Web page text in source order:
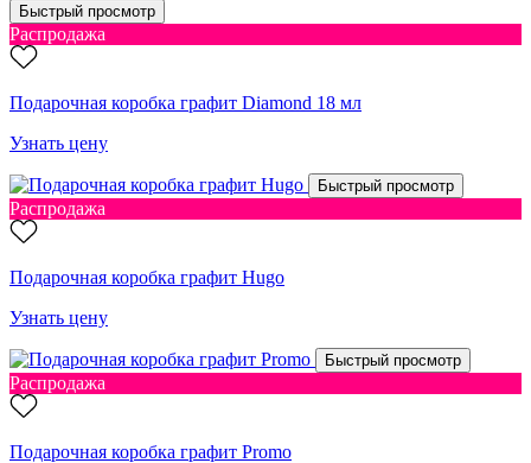
Быстрый просмотр
Распродажа
Подарочная коробка графит Diamond 18 мл
Узнать цену
Быстрый просмотр
Распродажа
Подарочная коробка графит Hugo
Узнать цену
Быстрый просмотр
Распродажа
Подарочная коробка графит Promo